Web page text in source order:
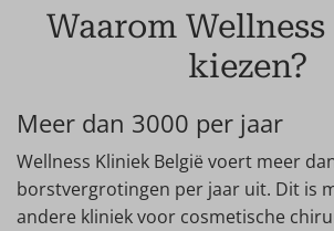
Waarom
kiezen?
Meer dan 3000 per jaar
Wellness Kliniek België voert meer
borstvergrotingen per jaar uit. Dit is
andere kliniek voor cosmetische